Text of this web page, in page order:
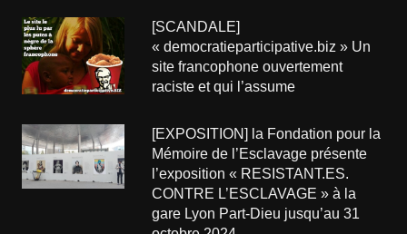
[SCANDALE]
« democratieparticipative.biz » Un
site francophone ouvertement
raciste et qui l’assume
[EXPOSITION] la Fondation pour la
Mémoire de l’Esclavage présente
l’exposition « RESISTANT.ES.
CONTRE L’ESCLAVAGE » à la
gare Lyon Part-Dieu jusqu’au 31